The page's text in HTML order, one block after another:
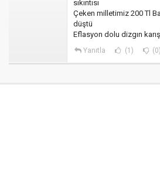
sıkıntısı
Çeken milletimiz 200 Tl
düştü
Eflasyon dolu dizgın
Yanıtla (1) (0)